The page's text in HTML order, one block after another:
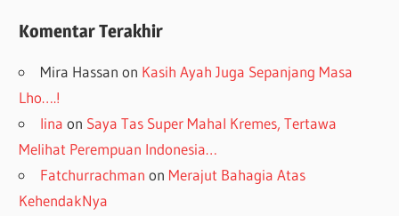
Komentar Terakhir
Mira Hassan on Kasih Ayah Juga Sepanjang Masa
Lho….!
lina on Saya Tas Super Mahal Kremes, Tertawa
Melihat Perempuan Indonesia…
Fatchurrachman on Merajut Bahagia Atas
KehendakNya